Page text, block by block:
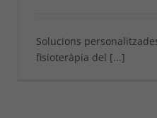
Solucions
fisioteràpia del [...]